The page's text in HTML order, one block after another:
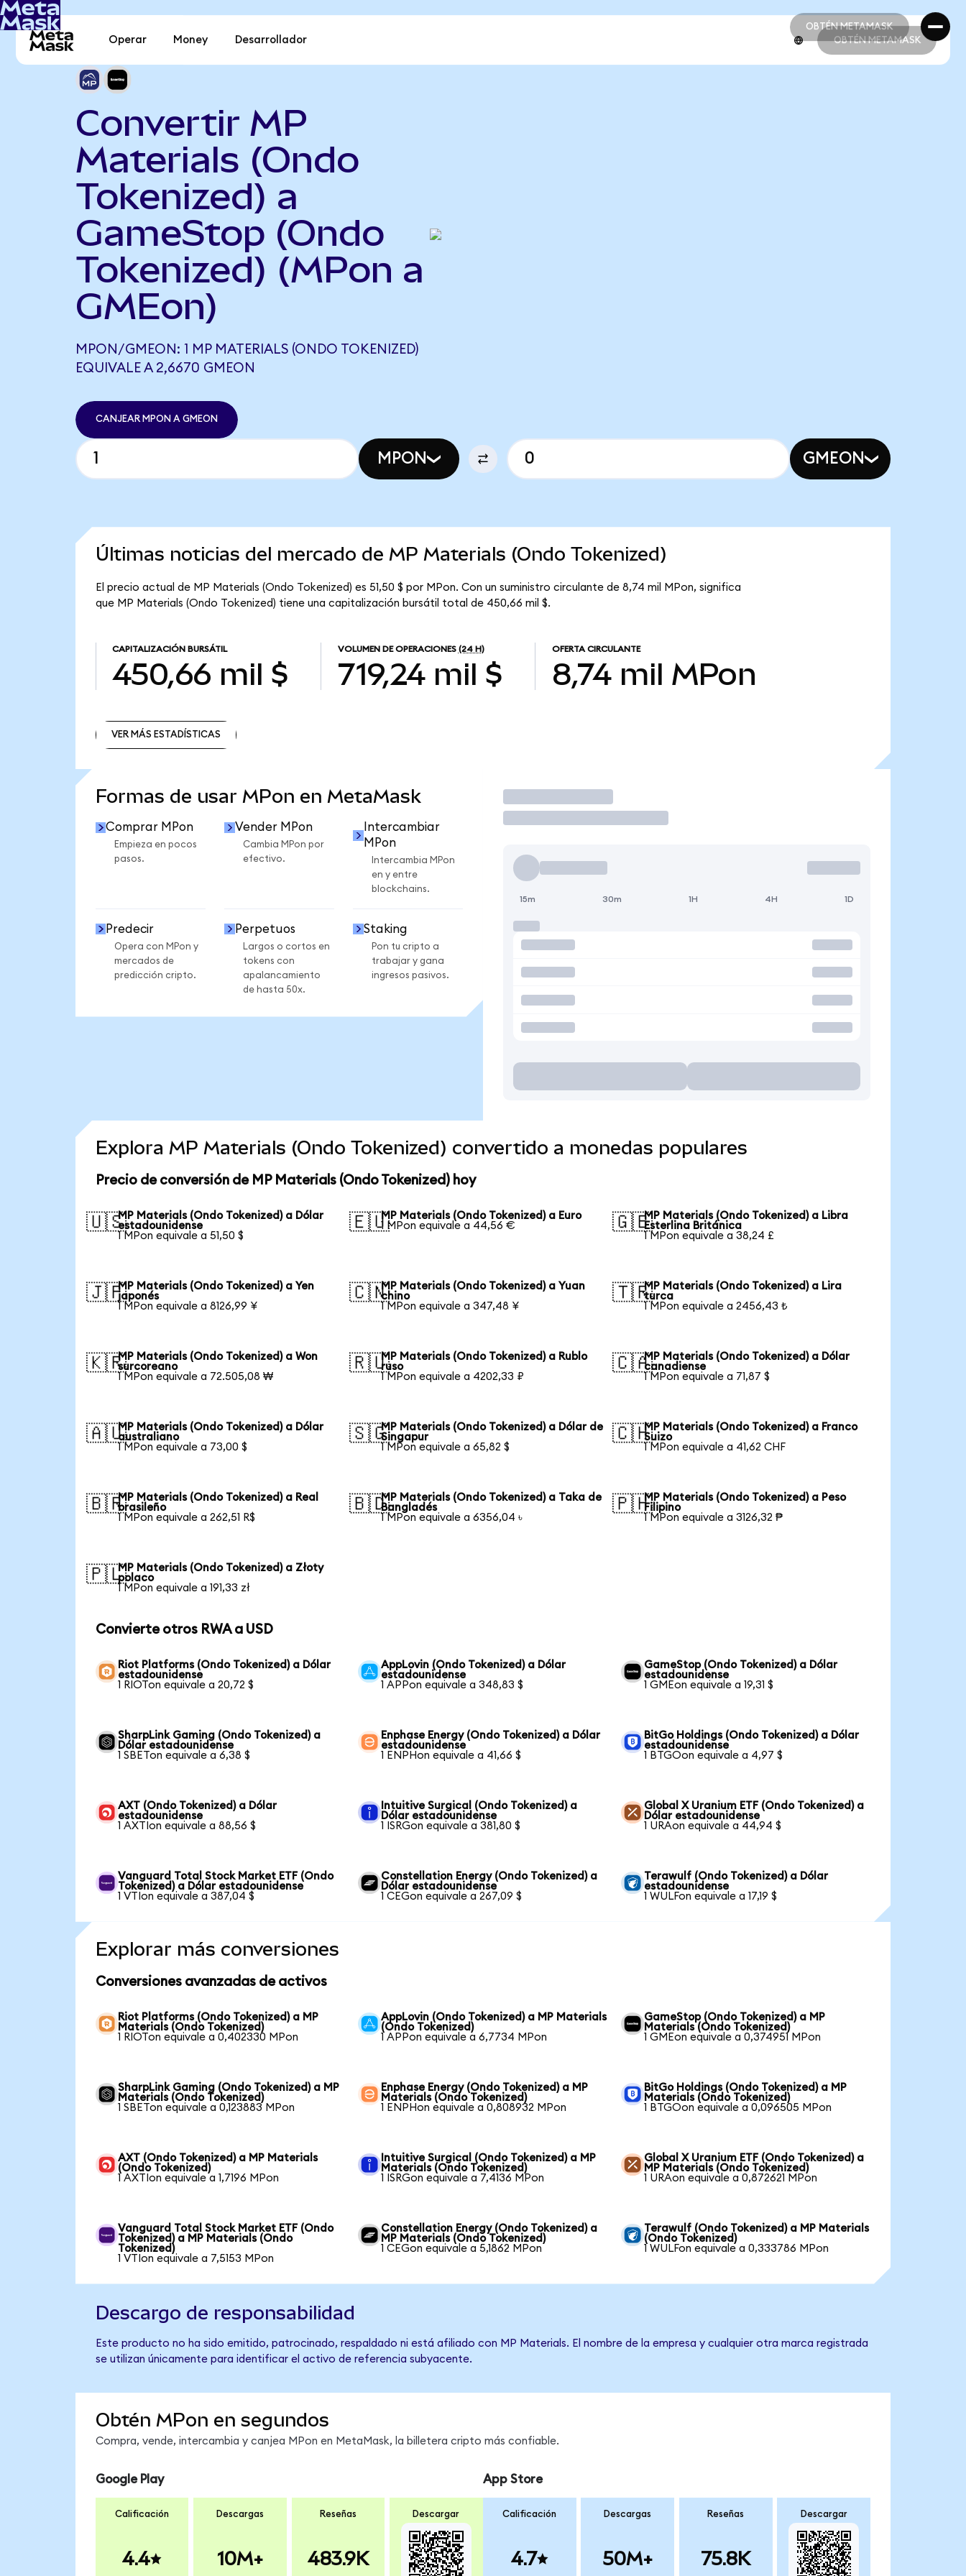
OBTÉN METAMASK
OBTÉN METAMASK
Operar Money Desarrollador OBTÉN METAMASK
Convertir MP
Materials (Ondo
Tokenized) a
GameStop (Ondo
Tokenized) (MPon a
GMEon)
MPON/GMEON: 1 MP MATERIALS (ONDO TOKENIZED)
EQUIVALE A 2,6670 GMEON
CANJEAR MPON A GMEON
MPON GMEON
Últimas noticias del mercado de MP Materials (Ondo Tokenized)
El precio actual de MP Materials (Ondo Tokenized) es 51,50 $ por MPon. Con un suministro circulante de 8,74 mil MPon, significa
que MP Materials (Ondo Tokenized) tiene una capitalización bursátil total de 450,66 mil $.
CAPITALIZACIÓN BURSÁTIL
450,66 mil $
VOLUMEN DE OPERACIONES (24 H)
719,24 mil $
OFERTA CIRCULANTE
8,74 mil MPon
VER MÁS ESTADÍSTICAS
Formas de usar MPon en MetaMask
Comprar MPon
Empieza en pocos
pasos.
Vender MPon
Cambia MPon por
efectivo.
Intercambiar
MPon
Intercambia MPon
en y entre
blockchains.
Predecir
Opera con MPon y
mercados de
predicción cripto.
Perpetuos
Largos o cortos en
tokens con
apalancamiento
de hasta 50x.
Staking
Pon tu cripto a
trabajar y gana
ingresos pasivos.
Operar
15m 30m 1H 4H 1D
Explora MP Materials (Ondo Tokenized) convertido a monedas populares
Precio de conversión de MP Materials (Ondo Tokenized) hoy
🇺🇸MP Materials (Ondo Tokenized) a Dólar
estadounidense
1 MPon equivale a 51,50 $
🇪🇺MP Materials (Ondo Tokenized) a Euro
1 MPon equivale a 44,56 €
🇬🇧MP Materials (Ondo Tokenized) a Libra
Esterlina Británica
1 MPon equivale a 38,24 £
🇯🇵MP Materials (Ondo Tokenized) a Yen
japonés
1 MPon equivale a 8126,99 ¥
🇨🇳MP Materials (Ondo Tokenized) a Yuan
chino
1 MPon equivale a 347,48 ¥
🇹🇷MP Materials (Ondo Tokenized) a Lira
turca
1 MPon equivale a 2456,43 ₺
🇰🇷MP Materials (Ondo Tokenized) a Won
surcoreano
1 MPon equivale a 72.505,08 ₩
🇷🇺MP Materials (Ondo Tokenized) a Rublo
ruso
1 MPon equivale a 4202,33 ₽
🇨🇦MP Materials (Ondo Tokenized) a Dólar
canadiense
1 MPon equivale a 71,87 $
🇦🇺MP Materials (Ondo Tokenized) a Dólar
australiano
1 MPon equivale a 73,00 $
🇸🇬MP Materials (Ondo Tokenized) a Dólar de
Singapur
1 MPon equivale a 65,82 $
🇨🇭MP Materials (Ondo Tokenized) a Franco
Suizo
1 MPon equivale a 41,62 CHF
🇧🇷MP Materials (Ondo Tokenized) a Real
brasileño
1 MPon equivale a 262,51 R$
🇧🇩MP Materials (Ondo Tokenized) a Taka de
Bangladés
1 MPon equivale a 6356,04 ৳
🇵🇭MP Materials (Ondo Tokenized) a Peso
Filipino
1 MPon equivale a 3126,32 ₱
🇵🇱MP Materials (Ondo Tokenized) a Złoty
polaco
1 MPon equivale a 191,33 zł
Convierte otros RWA a USD
Riot Platforms (Ondo Tokenized) a Dólar
estadounidense
1 RIOTon equivale a 20,72 $
AppLovin (Ondo Tokenized) a Dólar
estadounidense
1 APPon equivale a 348,83 $
GameStop (Ondo Tokenized) a Dólar
estadounidense
1 GMEon equivale a 19,31 $
SharpLink Gaming (Ondo Tokenized) a
Dólar estadounidense
1 SBETon equivale a 6,38 $
Enphase Energy (Ondo Tokenized) a Dólar
estadounidense
1 ENPHon equivale a 41,66 $
BitGo Holdings (Ondo Tokenized) a Dólar
estadounidense
1 BTGOon equivale a 4,97 $
AXT (Ondo Tokenized) a Dólar
estadounidense
1 AXTIon equivale a 88,56 $
Intuitive Surgical (Ondo Tokenized) a
Dólar estadounidense
1 ISRGon equivale a 381,80 $
Global X Uranium ETF (Ondo Tokenized) a
Dólar estadounidense
1 URAon equivale a 44,94 $
Vanguard Total Stock Market ETF (Ondo
Tokenized) a Dólar estadounidense
1 VTIon equivale a 387,04 $
Constellation Energy (Ondo Tokenized) a
Dólar estadounidense
1 CEGon equivale a 267,09 $
Terawulf (Ondo Tokenized) a Dólar
estadounidense
1 WULFon equivale a 17,19 $
Explorar más conversiones
Conversiones avanzadas de activos
Riot Platforms (Ondo Tokenized) a MP
Materials (Ondo Tokenized)
1 RIOTon equivale a 0,402330 MPon
AppLovin (Ondo Tokenized) a MP Materials
(Ondo Tokenized)
1 APPon equivale a 6,7734 MPon
GameStop (Ondo Tokenized) a MP
Materials (Ondo Tokenized)
1 GMEon equivale a 0,374951 MPon
SharpLink Gaming (Ondo Tokenized) a MP
Materials (Ondo Tokenized)
1 SBETon equivale a 0,123883 MPon
Enphase Energy (Ondo Tokenized) a MP
Materials (Ondo Tokenized)
1 ENPHon equivale a 0,808932 MPon
BitGo Holdings (Ondo Tokenized) a MP
Materials (Ondo Tokenized)
1 BTGOon equivale a 0,096505 MPon
AXT (Ondo Tokenized) a MP Materials
(Ondo Tokenized)
1 AXTIon equivale a 1,7196 MPon
Intuitive Surgical (Ondo Tokenized) a MP
Materials (Ondo Tokenized)
1 ISRGon equivale a 7,4136 MPon
Global X Uranium ETF (Ondo Tokenized) a
MP Materials (Ondo Tokenized)
1 URAon equivale a 0,872621 MPon
Vanguard Total Stock Market ETF (Ondo
Tokenized) a MP Materials (Ondo
Tokenized)
1 VTIon equivale a 7,5153 MPon
Constellation Energy (Ondo Tokenized) a
MP Materials (Ondo Tokenized)
1 CEGon equivale a 5,1862 MPon
Terawulf (Ondo Tokenized) a MP Materials
(Ondo Tokenized)
1 WULFon equivale a 0,333786 MPon
Descargo de responsabilidad
Este producto no ha sido emitido, patrocinado, respaldado ni está afiliado con MP Materials. El nombre de la empresa y cualquier otra marca registrada
se utilizan únicamente para identificar el activo de referencia subyacente.
Obtén MPon en segundos
Compra, vende, intercambia y canjea MPon en MetaMask, la billetera cripto más confiable.
Google Play
Calificación
4.4
Descargas
10M+
Reseñas
483.9K
Descargar
App Store
Calificación
4.7
Descargas
50M+
Reseñas
75.8K
Descargar